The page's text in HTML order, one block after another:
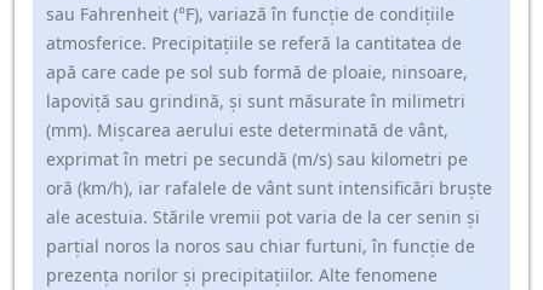
sau Fahrenheit (°F), variază în funcție de condițiile
atmosferice. Precipitațiile se referă la cantitatea de
apă care cade pe sol sub formă de ploaie, ninsoare,
lapoviță sau grindină, și sunt măsurate în milimetri
(mm). Mișcarea aerului este determinată de vânt,
exprimat în metri pe secundă (m/s) sau kilometri pe
oră (km/h), iar rafalele de vânt sunt intensificări bruște
ale acestuia. Stările vremii pot varia de la cer senin și
parțial noros la noros sau chiar furtuni, în funcție de
prezența norilor și precipitațiilor. Alte fenomene